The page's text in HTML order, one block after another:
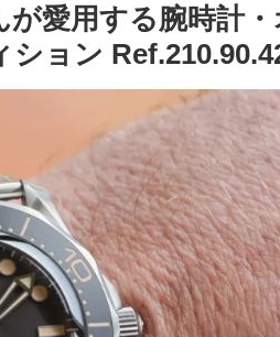
愛用する腕時計
ョン